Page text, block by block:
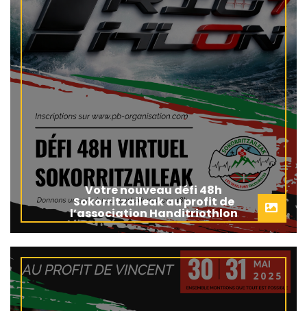
Votre nouveau défi 48h
Sokorritzaileak au profit de
l’association Handitriothlon